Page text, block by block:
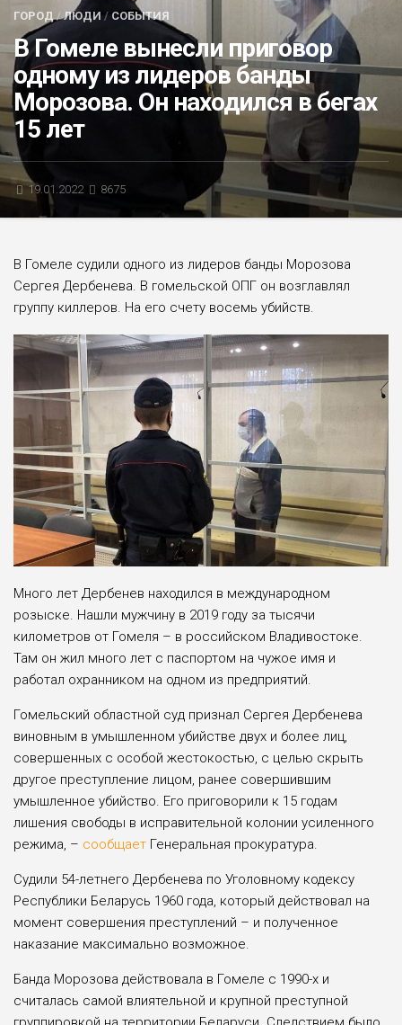
БЛИЦ-ОПРОС
АФИША
ГОРОД /ЛЮДИ / СОБЫТИЯ
В Гомеле вынесли приговор
одному из лидеров банды
Морозова. Он находился в бегах
15 лет
19.01.2022 8675
В Гомеле судили одного из лидеров банды Морозова
Сергея Дербенева. В гомельской ОПГ он возглавлял
группу киллеров. На его счету восемь убийств.
Много лет Дербенев находился в международном
розыске. Нашли мужчину в 2019 году за тысячи
километров от Гомеля – в российском Владивостоке.
Там он жил много лет с паспортом на чужое имя и
работал охранником на одном из предприятий.
Гомельский областной суд признал Сергея Дербенева
виновным в умышленном убийстве двух и более лиц,
совершенных с особой жестокостью, с целью скрыть
другое преступление лицом, ранее совершившим
умышленное убийство. Его приговорили к 15 годам
лишения свободы в исправительной колонии усиленного
режима, – сообщает Генеральная прокуратура.
Судили 54-летнего Дербенева по Уголовному кодексу
Республики Беларусь 1960 года, который действовал на
момент совершения преступлений – и полученное
наказание максимально возможное.
Банда Морозова действовала в Гомеле с 1990-х и
считалась самой влиятельной и крупной преступной